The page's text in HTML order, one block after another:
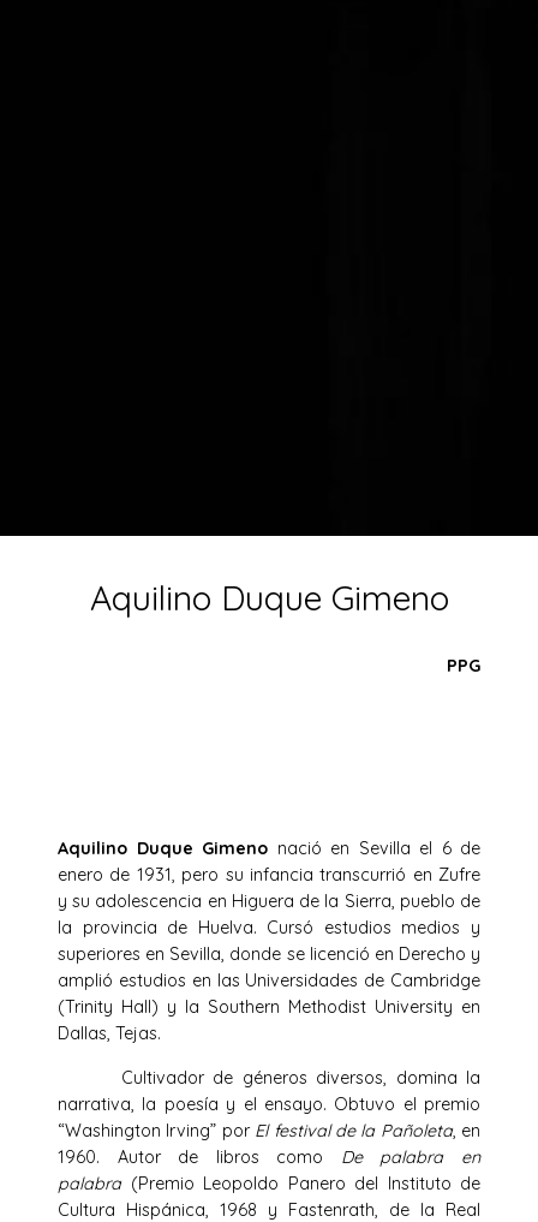
Aquilino Duque Gimeno
PPG
Aquilino Duque Gimeno nació en Sevilla el 6 de
enero de 1931, pero su infancia transcurrió en Zufre
y su adolescencia en Higuera de la Sierra, pueblo de
la provincia de Huelva. Cursó estudios medios y
superiores en Sevilla, donde se licenció en Derecho y
amplió estudios en las Universidades de Cambridge
(Trinity Hall) y la Southern Methodist University en
Dallas, Tejas.
Cultivador de géneros diversos, domina la
narrativa, la poesía y el ensayo. Obtuvo el premio
“Washington Irving” por El festival de la Pañoleta, en
1960. Autor de libros como De palabra en
palabra(Premio Leopoldo Panero del Instituto de
Cultura Hispánica, 1968 y Fastenrath, de la Real